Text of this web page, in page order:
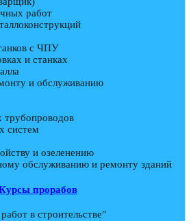
работ
с ЧПУ
и станках
и обслуживанию
систем
и озеленению
обслуживанию и ремонту зданий
прорабов
в строительстве"